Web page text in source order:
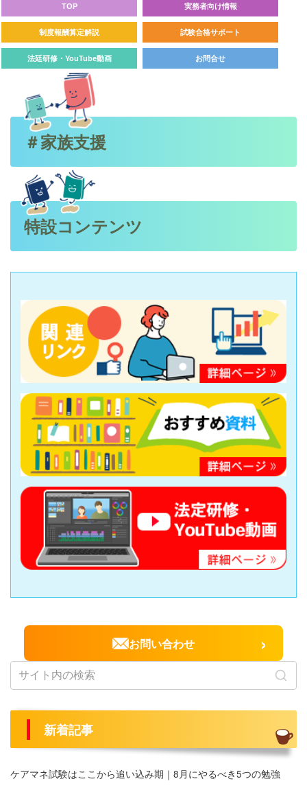
TOP 実務者向け情報
制度報酬算定解説 試験合格サポート
法廷研修・YouTube動画 お問合せ
＃家族支援
特設コンテンツ
お問い合わせ ›
新着記事
ケアマネ試験はここから追い込み期｜8月にやるべき5つの勉強